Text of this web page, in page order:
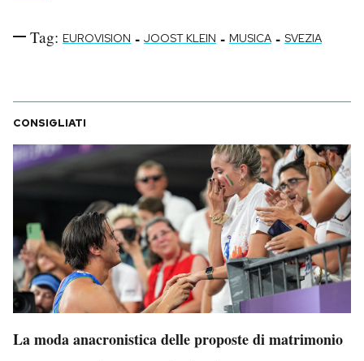
Tag: EUROVISION - JOOST KLEIN - MUSICA - SVEZIA
CONSIGLIATI
La moda anacronistica delle proposte di matrimonio